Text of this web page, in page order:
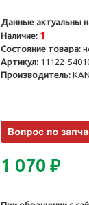
Данные актуальны
Наличие: 1
Состояние товара:
Артикул: 11122-
Производитель:
1 070₽